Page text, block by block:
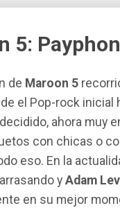
5:
de Maroon 5
el Pop-rock inicial
ahora muy
con chicas o
eso. En la
y Adam
en su mejor